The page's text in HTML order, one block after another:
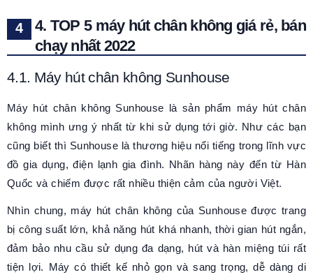
4. TOP 5 máy hút chân không giá rẻ, bán
chạy nhất 2022
4.1. Máy hút chân không Sunhouse
Máy hút chân không Sunhouse là sản phẩm máy hút chân
không mình ưng ý nhất từ khi sử dụng tới giờ. Như các bạn
cũng biết thì Sunhouse là thương hiệu nổi tiếng trong lĩnh vực
đồ gia dụng, điện lạnh gia đình. Nhãn hàng này đến từ Hàn
Quốc và chiếm được rất nhiều thiện cảm của người Việt.
Nhìn chung, máy hút chân không của Sunhouse được trang
bị công suất lớn, khả năng hút khá nhanh, thời gian hút ngắn,
đảm bảo nhu cầu sử dụng đa dạng, hút và hàn miệng túi rất
tiện lợi. Máy có thiết kế nhỏ gọn và sang trọng, dễ dàng di